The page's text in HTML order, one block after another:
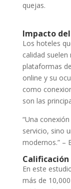
quejas.
Impacto
Los hoteles
calidad
plataformas
online y su
como
son las
“Una
servicio, sino
modernos.” –
En este
más de